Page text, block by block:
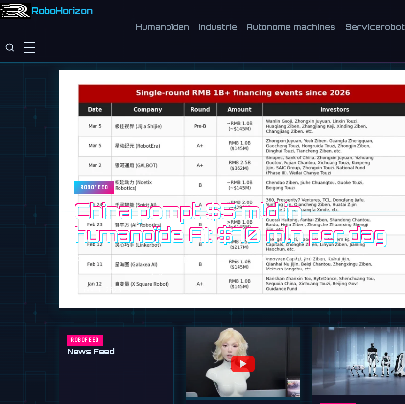
RoboHorizon
Humanoïden Industrie Autonome machines Servicerobot
ROBOFEED
China pompt $5 mld in
humanoïde AI: $70 mln per dag
De Chinese roboticasector explodeert met $5 miljard aan investeringen begin
2026. Staatsfondsen jagen de race om de humanoïde robot aan.
9 maart 2026
ROBOFEED
News Feed